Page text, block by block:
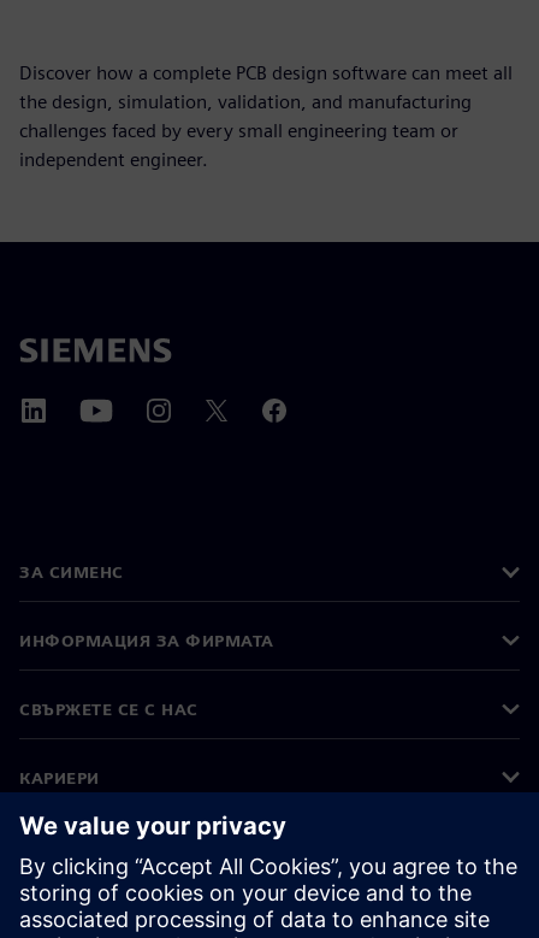
Discover how a complete PCB design software can meet all
the design, simulation, validation, and manufacturing
challenges faced by every small engineering team or
independent engineer.
ЗА СИМЕНС
ИНФОРМАЦИЯ ЗА ФИРМАТА
СВЪРЖЕТЕ СЕ С НАС
КАРИЕРИ
©Siemens 2026
Корпоративна информация